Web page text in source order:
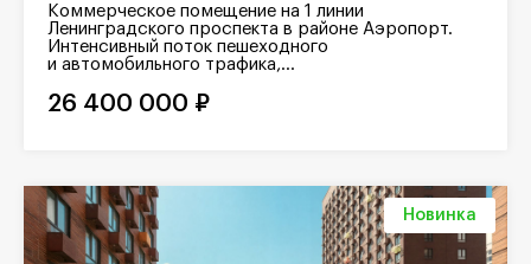
Коммерческое помещение на 1 линии
Ленинградского проспекта в районе Аэропорт.
Интенсивный поток пешеходного
и автомобильного трафика,...
26 400 000 ₽
Новинка